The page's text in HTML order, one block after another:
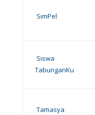
SimPel
Siswa
TabunganKu
Tamasya